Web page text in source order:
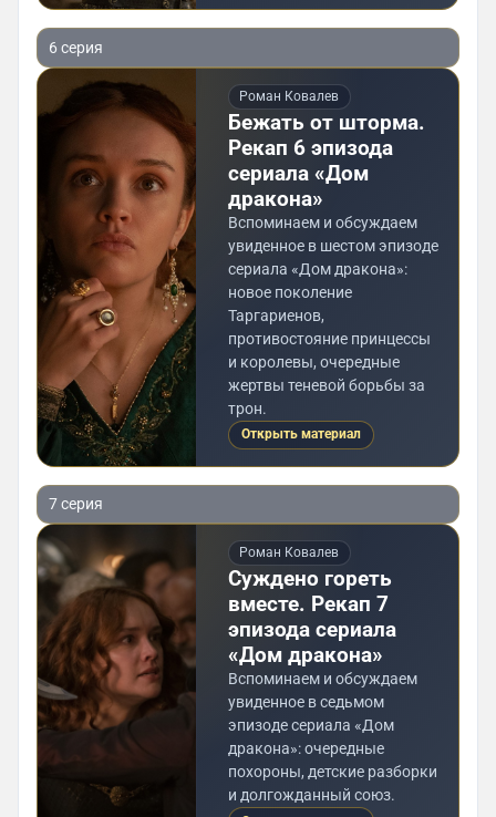
6 серия
Роман Ковалев
Бежать от шторма.
Рекап 6 эпизода
сериала «Дом
дракона»
Вспоминаем и обсуждаем
увиденное в шестом эпизоде
сериала «Дом дракона»:
новое поколение
Таргариенов,
противостояние принцессы
и королевы, очередные
жертвы теневой борьбы за
трон.
Открыть материал
7 серия
Роман Ковалев
Суждено гореть
вместе. Рекап 7
эпизода сериала
«Дом дракона»
Вспоминаем и обсуждаем
увиденное в седьмом
эпизоде сериала «Дом
дракона»: очередные
похороны, детские разборки
и долгожданный союз.